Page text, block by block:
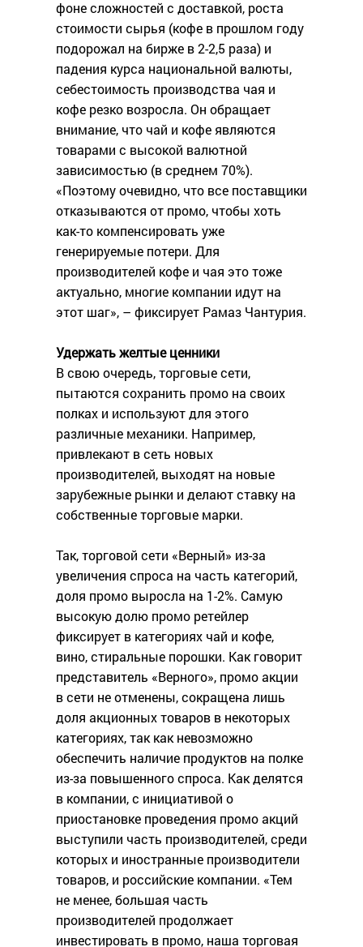
фоне сложностей с доставкой, роста
стоимости сырья (кофе в прошлом году
подорожал на бирже в 2-2,5 раза) и
падения курса национальной валюты,
себестоимость производства чая и
кофе резко возросла. Он обращает
внимание, что чай и кофе являются
товарами с высокой валютной
зависимостью (в среднем 70%).
«Поэтому очевидно, что все поставщики
отказываются от промо, чтобы хоть
как-то компенсировать уже
генерируемые потери. Для
производителей кофе и чая это тоже
актуально, многие компании идут на
этот шаг», – фиксирует Рамаз Чантурия.
Удержать желтые ценники
В свою очередь, торговые сети,
пытаются сохранить промо на своих
полках и используют для этого
различные механики. Например,
привлекают в сеть новых
производителей, выходят на новые
зарубежные рынки и делают ставку на
собственные торговые марки.
Так, торговой сети «Верный» из-за
увеличения спроса на часть категорий,
доля промо выросла на 1-2%. Самую
высокую долю промо ретейлер
фиксирует в категориях чай и кофе,
вино, стиральные порошки. Как говорит
представитель «Верного», промо акции
в сети не отменены, сокращена лишь
доля акционных товаров в некоторых
категориях, так как невозможно
обеспечить наличие продуктов на полке
из-за повышенного спроса. Как делятся
в компании, с инициативой о
приостановке проведения промо акций
выступили часть производителей, среди
которых и иностранные производители
товаров, и российские компании. «Тем
не менее, большая часть
производителей продолжает
инвестировать в промо, наша торговая